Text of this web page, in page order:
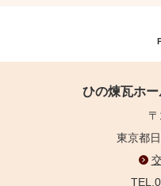
ひの煉瓦ホー
〒
東京都